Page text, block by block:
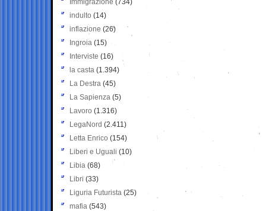
Immigrazione (734)
indulto (14)
inflazione (26)
Ingroia (15)
Interviste (16)
la casta (1.394)
La Destra (45)
La Sapienza (5)
Lavoro (1.316)
LegaNord (2.411)
Letta Enrico (154)
Liberi e Uguali (10)
Libia (68)
Libri (33)
Liguria Futurista (25)
mafia (543)